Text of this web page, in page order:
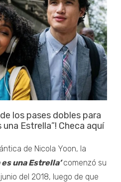
los pases dobles para
una Estrella”! Checa aquí
de Nicola Yoon, la
es una Estrella’comenzó su
del 2018, luego de que